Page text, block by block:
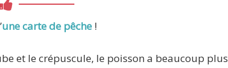
une carte de pêche !
et le crépuscule, le poisson a beaucoup plus